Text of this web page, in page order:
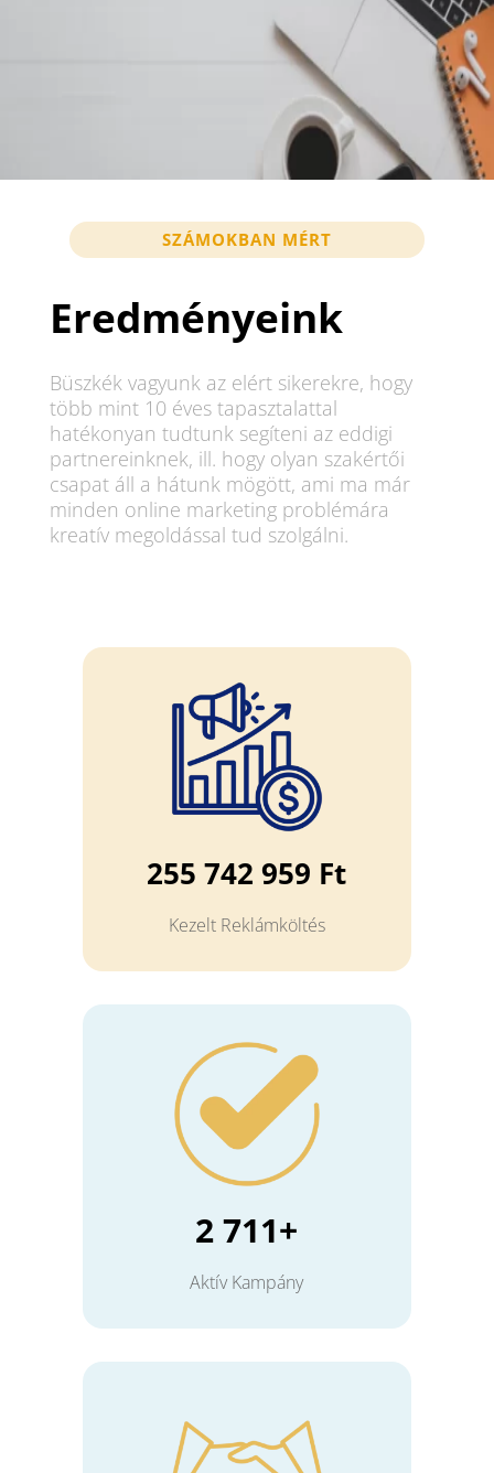
SZÁMOKBAN MÉRT
Eredményeink
Büszkék vagyunk az elért sikerekre, hogy
több mint 10 éves tapasztalattal
hatékonyan tudtunk segíteni az eddigi
partnereinknek, ill. hogy olyan szakértői
csapat áll a hátunk mögött, ami ma már
minden online marketing problémára
kreatív megoldással tud szolgálni.
255 742 959 Ft
Kezelt Reklámköltés
2 711+
Aktív Kampány